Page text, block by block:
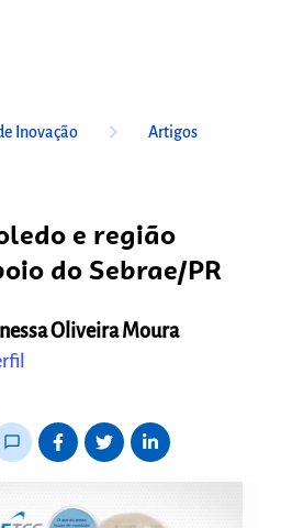
Inovação keyboard_arrow_right Artigos
e região
do Sebrae/PR
Oliveira Moura
chat_bubble_outline